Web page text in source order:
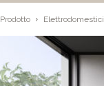
Prodotto Elettrodomestici